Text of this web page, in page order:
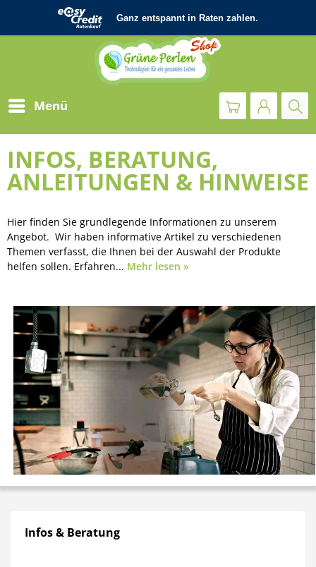
Menü
INFOS, BERATUNG,
ANLEITUNGEN & HINWEISE
Hier finden Sie grundlegende Informationen zu unserem
Angebot. Wir haben informative Artikel zu verschiedenen
Themen verfasst, die Ihnen bei der Auswahl der Produkte
helfen sollen. Erfahren... Mehr lesen »
Infos & Beratung